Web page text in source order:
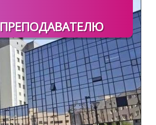
ПРЕПОДАВАТЕЛЮ